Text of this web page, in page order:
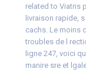
related to Viatris
livraison rapide,
cachs. Le moins
troubles de l
ligne 247, voici
manire sre et